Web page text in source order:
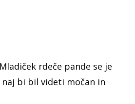
rdeče pande se je
bi bil videti močan in